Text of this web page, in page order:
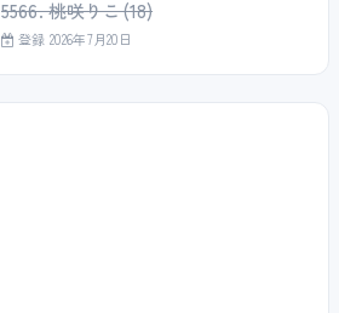
5566. 桃咲りこ(18)
登録 2026年7月20日